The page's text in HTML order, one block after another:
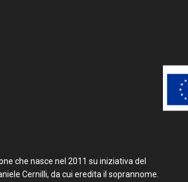
che nasce nel 2011 su iniziativa del
Cernilli, da cui eredita il soprannome.